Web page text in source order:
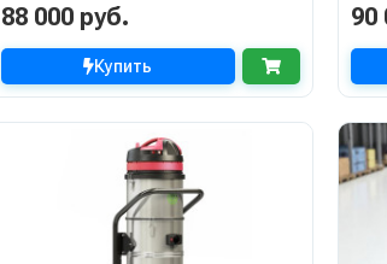
88 000 руб.
Купить
90